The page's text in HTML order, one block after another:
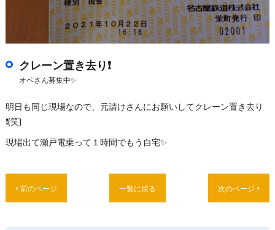
クレーン置き去り❗
オペさん募集中✨
明日も同じ現場なので、元請けさんにお願いしてクレーン置き去り
❗(笑)
現場出て瀬戸電乗って１時間でもう自宅✨
< 前のページ 一覧に戻る 次のページ >